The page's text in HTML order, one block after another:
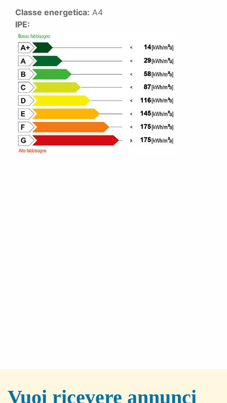
Classe energetica: A4
IPE:
Vuoi ricevere annunci